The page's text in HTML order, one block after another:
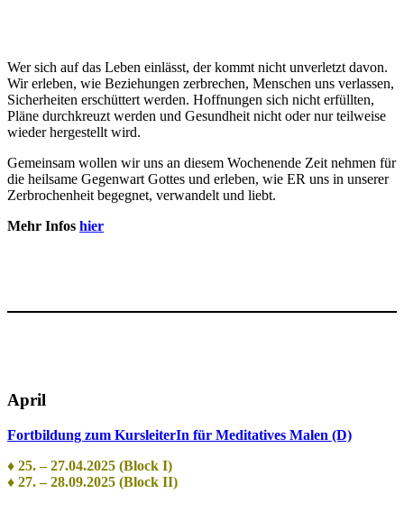
Wer sich auf das Leben einlässt, der kommt nicht unverletzt davon.
Wir erleben, wie Beziehungen zerbrechen, Menschen uns verlassen,
Sicherheiten erschüttert werden. Hoffnungen sich nicht erfüllten,
Pläne durchkreuzt werden und Gesundheit nicht oder nur teilweise
wieder hergestellt wird.
Gemeinsam wollen wir uns an diesem Wochenende Zeit nehmen für
die heilsame Gegenwart Gottes und erleben, wie ER uns in unserer
Zerbrochenheit begegnet, verwandelt und liebt.
Mehr Infos hier
April
Fortbildung zum KursleiterIn für Meditatives Malen (D)
♦ 25. – 27.04.2025 (Block I)
♦ 27. – 28.09.2025 (Block II)